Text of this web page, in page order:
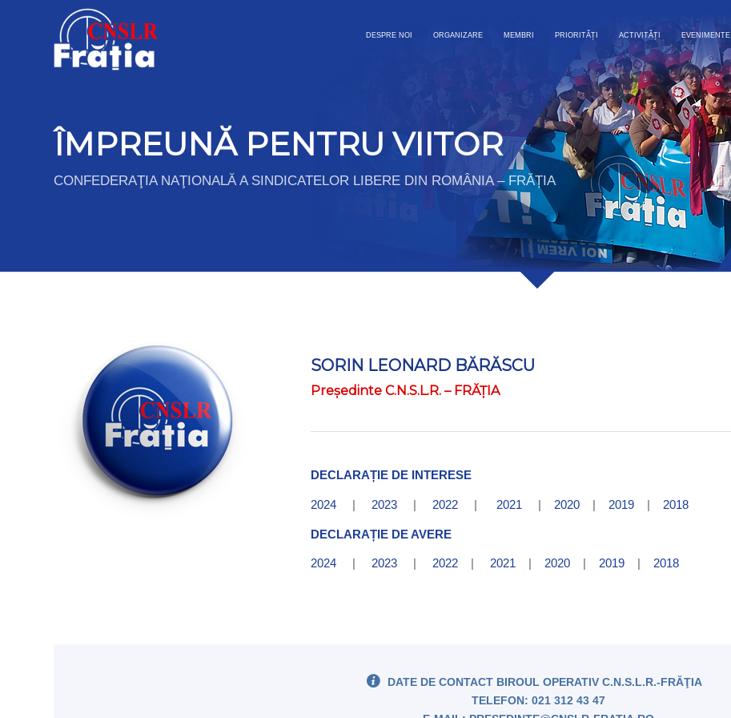
DESPRE NOI ORGANIZARE MEMBRI PRIORITĂȚI ACTIVITĂȚI EVENIMENTE
ÎMPREUNĂ PENTRU VIITOR
CONFEDERAŢIA NAŢIONALĂ A SINDICATELOR LIBERE DIN ROMÂNIA – FRĂȚIA
SORIN LEONARD BĂRĂSCU
Președinte C.N.S.L.R. – FRĂŢIA
DECLARAȚIE DE INTERESE
2024| 2023| 2022| 2021 | 2020| 2019| 2018
DECLARAȚIE DE AVERE
2024| 2023| 2022| 2021 | 2020| 2019| 2018
DATE DE CONTACT BIROUL OPERATIV C.N.S.L.R.-FRĂŢIA
TELEFON: 021 312 43 47